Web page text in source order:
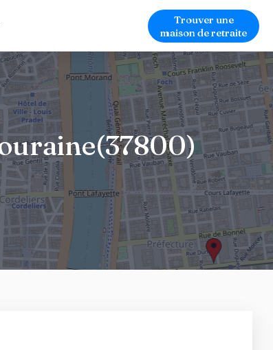
Trouver une
maison de retraite